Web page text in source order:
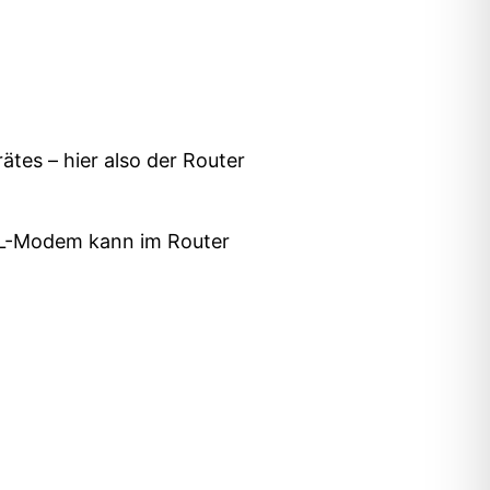
– hier also der Router
Modem kann im Router